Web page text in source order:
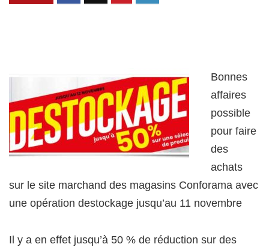
Bonnes
affaires
possible
pour faire
des
achats
sur le site marchand des magasins Conforama avec
une opération destockage jusqu’au 11 novembre
Il y a en effet jusqu’à 50 % de réduction sur des